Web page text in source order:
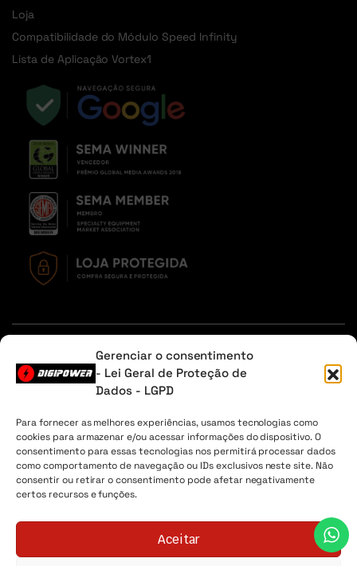
Gerenciar o consentimento
- Lei Geral de Proteção de
Dados - LGPD
Para fornecer as melhores experiências, usamos tecnologias como
cookies para armazenar e/ou acessar informações do dispositivo. O
consentimento para essas tecnologias nos permitirá processar dados
como comportamento de navegação ou IDs exclusivos neste site. Não
consentir ou retirar o consentimento pode afetar negativamente
certos recursos e funções.
Aceitar
Loja
Compatibilidade do Módulo Speed Infinity
Lista de Aplicação Vortex1
ou na aba contato.
Sobre Nós Minha Conta Envio Lista de desejos
Digipower® - 2026 Todos os direitos reservados. CNPJ
04.225.147/0001-30